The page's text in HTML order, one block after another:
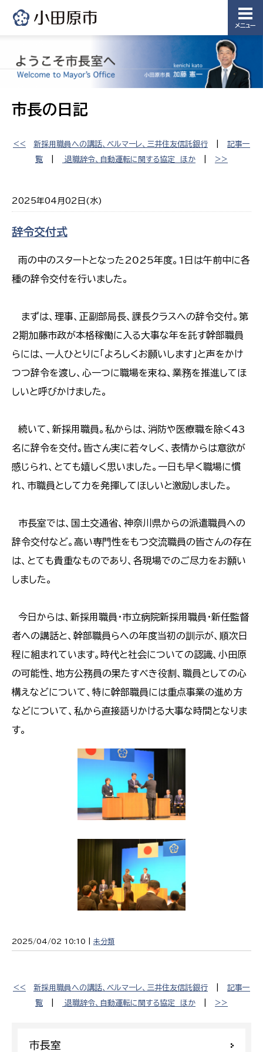
メニュー
市長の日記
<< 新採用職員への講話、ベルマーレ、三井住友信託銀行
記事一
覧
退職辞令、自動運転に関する協定 ほか >>
2025年04月02日(水)
辞令交付式
雨の中のスタートとなった2025年度。1日は午前中に各
種の辞令交付を行いました。
まずは、理事、正副部局長、課長クラスへの辞令交付。第
2期加藤市政が本格稼働に入る大事な年を託す幹部職員
らには、一人ひとりに「よろしくお願いします」と声をかけ
つつ辞令を渡し、心一つに職場を束ね、業務を推進してほ
しいと呼びかけました。
続いて、新採用職員。私からは、消防や医療職を除く43
名に辞令を交付。皆さん実に若々しく、表情からは意欲が
感じられ、とても嬉しく思いました。一日も早く職場に慣
れ、市職員として力を発揮してほしいと激励しました。
市長室では、国土交通省、神奈川県からの派遣職員への
辞令交付など。高い専門性をもつ交流職員の皆さんの存在
は、とても貴重なものであり、各現場でのご尽力をお願い
しました。
今日からは、新採用職員・市立病院新採用職員・新任監督
者への講話と、幹部職員らへの年度当初の訓示が、順次日
程に組まれています。時代と社会についての認識、小田原
の可能性、地方公務員の果たすべき役割、職員としての心
構えなどについて、特に幹部職員には重点事業の進め方
などについて、私から直接語りかける大事な時間となりま
す。
2025/04/02 10:10 | 未分類
<< 新採用職員への講話、ベルマーレ、三井住友信託銀行
記事一
覧
退職辞令、自動運転に関する協定 ほか >>
市長室